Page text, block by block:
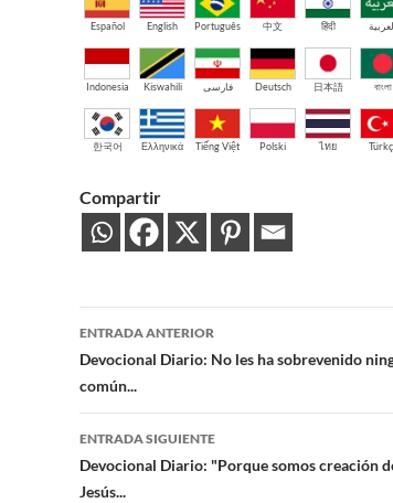
Español English Português 中文 हिंदी العربية
Indonesia Kiswahili فارسی Deutsch 日本語 বাংলা
한국어 Ελληνικά Tiếng Việt Polski ไทย
Compartir
Navegación
de
entradas
ENTRADA ANTERIOR
Devocional Diario: No les ha sobrevenido
común...
ENTRADA SIGUIENTE
Devocional Diario: "Porque somos creación
Jesús...